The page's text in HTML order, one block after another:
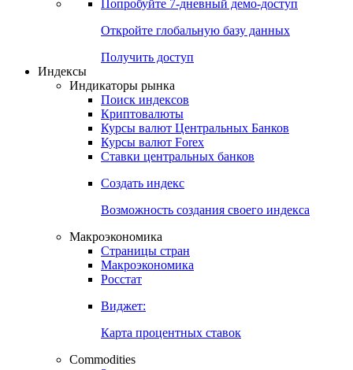
Попробуйте 7-дневный демо-доступ
Откройте глобальную базу данных
Получить доступ
Индексы
Индикаторы рынка
Поиск индексов
Криптовалюты
Курсы валют Центральных Банков
Курсы валют Forex
Ставки центральных банков
Создать индекс
Возможность создания своего индекса
Макроэкономика
Страницы стран
Макроэкономика
Росстат
Виджет:
Карта процентных ставок
Commodities